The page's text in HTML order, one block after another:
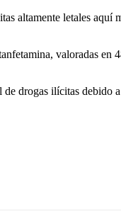
altamente letales
valoradas en
drogas ilícitas debido